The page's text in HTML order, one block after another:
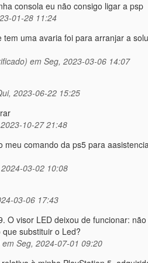
consola eu não consigo ligar a psp
01-28 11:24
uma avaria foi para arranjar a
em Seg, 2023-03-06 14:07
2023-06-22 15:25
10-27 21:48
comando da ps5 para
03-02 10:08
03-06 17:43
O visor LED deixou de funcionar:
substituir o Led?
em Seg, 2024-07-01 09:20